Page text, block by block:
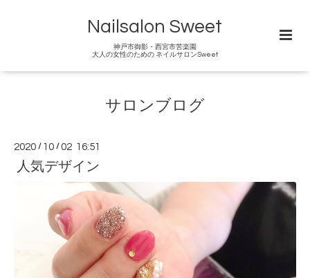
Nailsalon Sweet
神戸市御影・西宮市苦楽園
大人の女性のための ネイルサロンSweet
サロンブログ
2020 / 10 /02 16:51
人気デザイン